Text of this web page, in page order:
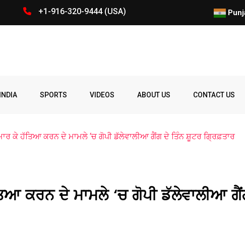
ਗੁਰਜਤਿੰਦਰ ਸਿੰਘ ਰੰਧਾਵਾ
+1-916-320-9444 (USA)
INDIA SPORTS VIDEOS ABOUT US CONTACT US
Ohio Parade Party Police prize Student
ਕੇ ਹੱਤਿਆ ਕਰਨ ਦੇ ਮਾਮਲੇ ‘ਚ ਗੋਪੀ ਡੱਲੇਵਾਲੀਆ ਗੈਂਗ ਦੇ ਤਿੰਨ ਸ਼ੂਟਰ ਗ੍ਰਿਫ਼ਤਾਰ
ਕਰਨ ਦੇ ਮਾਮਲੇ ‘ਚ ਗੋਪੀ ਡੱਲੇਵਾਲੀਆ